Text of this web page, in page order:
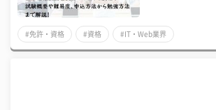
#免許・資格 #資格 #IT・Web業界